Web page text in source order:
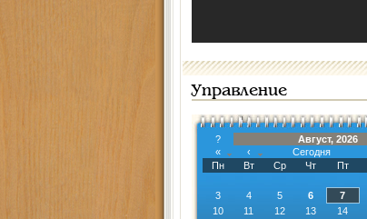
Управление
?
Август, 2026
«
‹ Сегодня
Пн
Вт Ср Чт Пт
3
4 5 6 7
10
11 12 13 14